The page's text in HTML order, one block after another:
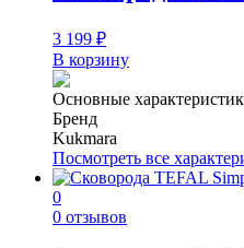
3 199 ₽
В корзину
Основные
Бренд
Kukmara
Посмотреть все
0
0 отзывов